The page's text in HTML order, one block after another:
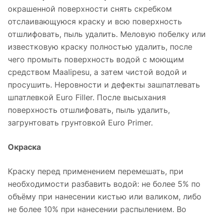
окрашенной поверхности снять скребком
отслаивающуюся краску и всю поверхность
отшлифовать, пыль удалить. Меловую побелку или
известковую краску полностью удалить, после
чего промыть поверхность водой с моющим
средством Maalipesu, а затем чистой водой и
просушить. Неровности и дефекты зашпатлевать
шпатлевкой Euro Filler. После высыхания
поверхность отшлифовать, пыль удалить,
загрунтовать грунтовкой Euro Primer.
Окраска
Краску перед применением перемешать, при
необходимости разбавить водой: не более 5% по
объёму при нанесении кистью или валиком, либо
не более 10% при нанесении распылением. Во